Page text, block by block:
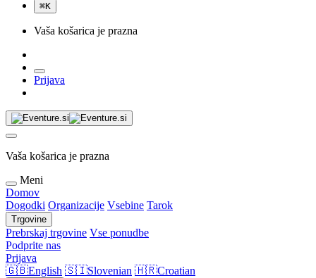
⌘K
Vaša košarica je prazna
Prijava
Vaša košarica je prazna
Meni
Domov
Dogodki Organizacije Vsebine Tarok
Trgovine
Prebrskaj trgovine Vse ponudbe
Podprite nas
Prijava
🇬🇧English 🇸🇮Slovenian 🇭🇷Croatian